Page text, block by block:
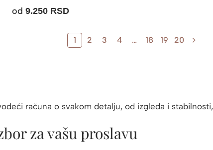
od 9.250 RSD
1 2 3 4 … 18 19 20
računa o svakom detalju, od izgleda i
za vašu proslavu